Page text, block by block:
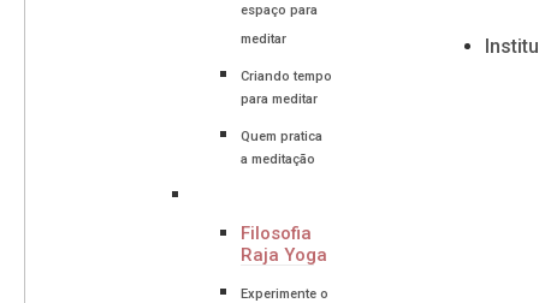
espaço para
meditar
Criando tempo
para meditar
Quem pratica
a meditação
Filosofia
Raja Yoga
Experimente o